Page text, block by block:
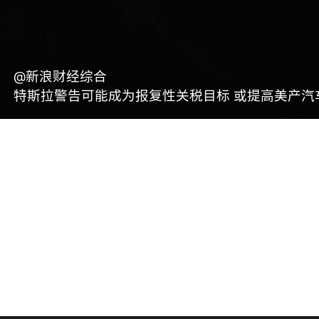
@新浪财经综合
特斯拉警告可能成为报复性关税目标 或提高美产汽